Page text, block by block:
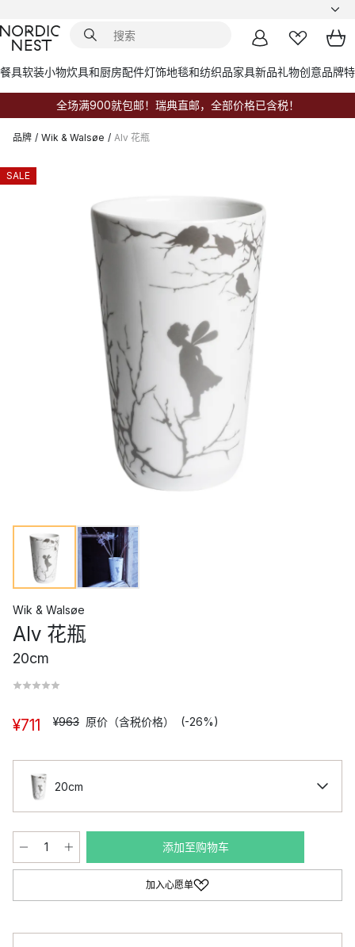
餐具软装小物炊具和厨房配件灯饰地毯和纺织品家具新品礼物创意品牌
全场满900就包邮！瑞典直邮，全部价格已含税！
品牌 / Wik & Walsøe / Alv 花瓶
SALE
Wik & Walsøe
Alv 花瓶
20cm
¥711 ¥963 原价（含税价格） (-26%)
20cm
添加至购物车
加入心愿单